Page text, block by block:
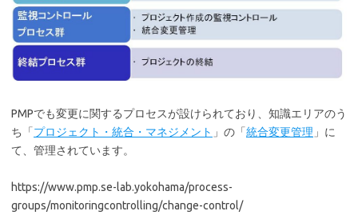
PMPでも変更に関するプロセスが設けられており、知識エリアのう
ち「プロジェクト・統合・マネジメント 」の「統合変更管理 」に
て、管理されています。
https://www.pmp.se-lab.yokohama/process-
groups/monitoringcontrolling/change-control/